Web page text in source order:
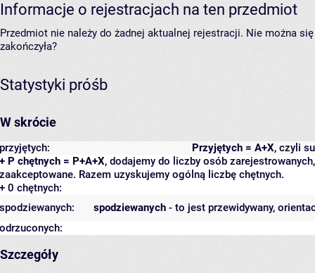
Informacje o rejestracjach na ten przedmiot
Przedmiot nie należy do żadnej aktualnej rejestracji. Nie można
zakończyła?
Statystyki próśb
W skrócie
Przyjętych = A+X, czyli
przyjętych:
+ P chętnych = P+A+X, dodajemy do liczby osób
zaakceptowane. Razem uzyskujemy ogólną liczbę chętnych.
+ 0 chętnych:
spodziewanych - to jest przewidywany,
spodziewanych:
odrzuconych:
Szczegóły